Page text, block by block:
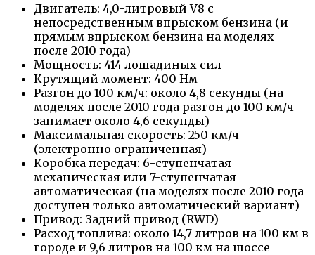
Двигатель: 4,0-литровый V8 с
непосредственным впрыском бензина (и
прямым впрыском бензина на моделях
после 2010 года)
Мощность: 414 лошадиных сил
Крутящий момент: 400 Нм
Разгон до 100 км/ч: около 4,8 секунды (на
моделях после 2010 года разгон до 100 км/ч
занимает около 4,6 секунды)
Максимальная скорость: 250 км/ч
(электронно ограниченная)
Коробка передач: 6-ступенчатая
механическая или 7-ступенчатая
автоматическая (на моделях после 2010 года
доступен только автоматический вариант)
Привод: Задний привод (RWD)
Расход топлива: около 14,7 литров на 100 км в
городе и 9,6 литров на 100 км на шоссе